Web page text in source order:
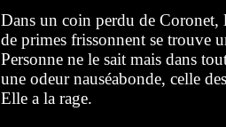
Dans un coin perdu de Coronet,
de primes frissonnent se trouve
Personne ne le sait mais dans
une odeur nauséabonde, celle
Elle a la rage.